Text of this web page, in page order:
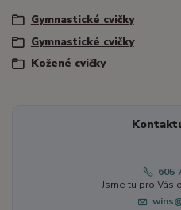
Gymnastické cvičky
Gymnastické cvičky
Kožené cvičky
605
Jsme tu pro Vás